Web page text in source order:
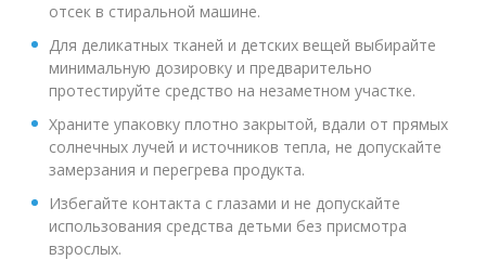
отсек в стиральной машине.
Для деликатных тканей и детских вещей выбирайте
минимальную дозировку и предварительно
протестируйте средство на незаметном участке.
Храните упаковку плотно закрытой, вдали от прямых
солнечных лучей и источников тепла, не допускайте
замерзания и перегрева продукта.
Избегайте контакта с глазами и не допускайте
использования средства детьми без присмотра
взрослых.